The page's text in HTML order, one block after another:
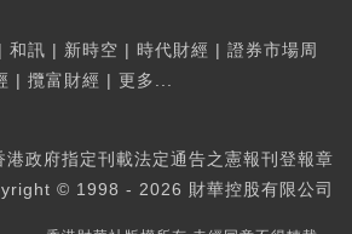
| 和訊 | 新時空 | 時代財經 | 證券市場周
| 攬富財經 | 更多...
港政府指定刊載法定通告之憲報刊登報章
© 1998 - 2026 財華控股有限公司